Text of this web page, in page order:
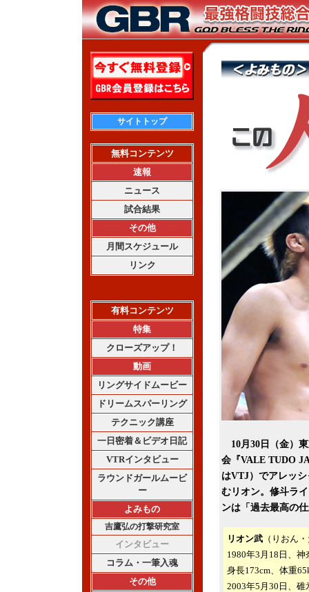
サイトトップ
無料コンテンツ
速報
ニュース
試合結果
その他
月間スケジュール
リンク
有料コンテンツ
特集
クローズアップ！
動画
リングサイドムービー
ドリームスパーリング
テクニック講座
一日密着＆ビデオ日記
VTRインタビュー
ラウンドガールムービ
ー
よみもの
吉鷹弘の打撃研究室
インタビュー
コラム・一筆入魂
その他
10月30日（金）
会『VALE TUDO
はVTJ）でアレッ
むリオン。修斗ラ
ンは「過去最高の
リオン武 （りおん
1980年3月18日、神
身長173cm、体重
2003年5月30日、